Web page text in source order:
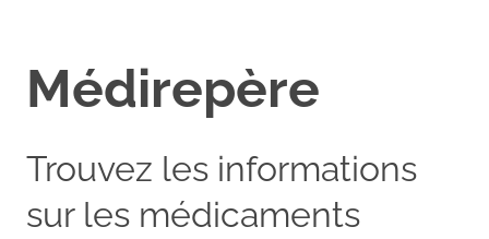
Médirepère
Trouvez les informations
sur les médicaments